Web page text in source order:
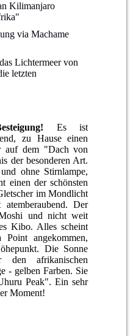
Kilimanjaro
via Machame
Lichtermeer von
letzten
Es ist
zu Hause einen
auf dem "Dach von
der besonderen Art.
ohne Stirnlampe,
einen der schönsten
im Mondlicht
Der
und nicht weit
Kibo. Alles scheint
angekommen,
Die Sonne
den afrikanischen
- gelben Farben. Sie
Peak". Ein sehr
Moment!